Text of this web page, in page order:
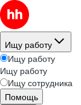
Ищу работу
Ищу работу
Ищу работу
Ищу сотрудника
Помощь